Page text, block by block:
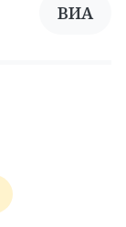
ВИА